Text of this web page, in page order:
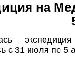
на
с 31 июля по 5